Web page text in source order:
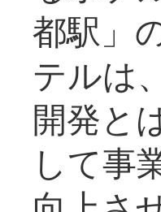
都駅」
テルは
開発と
して事